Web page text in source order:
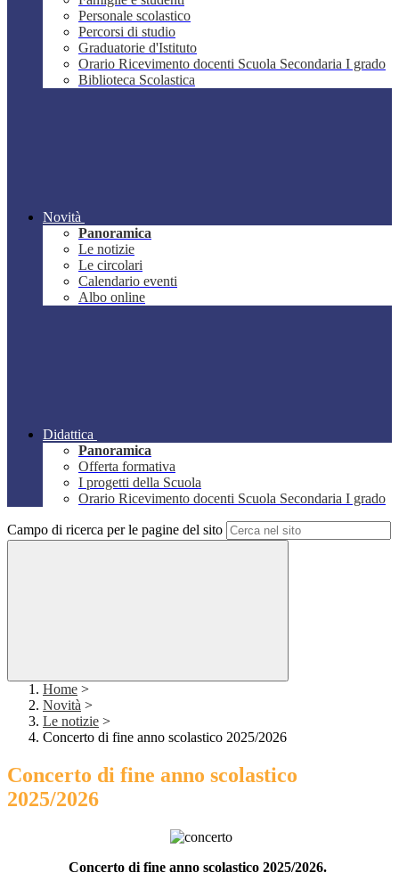
Personale scolastico
Percorsi di studio
Graduatorie d'Istituto
Orario Ricevimento docenti Scuola Secondaria I grado
Biblioteca Scolastica
Novità
Panoramica
Le notizie
Le circolari
Calendario eventi
Albo online
Didattica
Panoramica
Offerta formativa
I progetti della Scuola
Orario Ricevimento docenti Scuola Secondaria I grado
Campo di ricerca per le pagine del sito
Home >
Novità >
Le notizie >
Concerto di fine anno scolastico 2025/2026
Concerto di fine anno scolastico
2025/2026
Concerto di fine anno scolastico 2025/2026.